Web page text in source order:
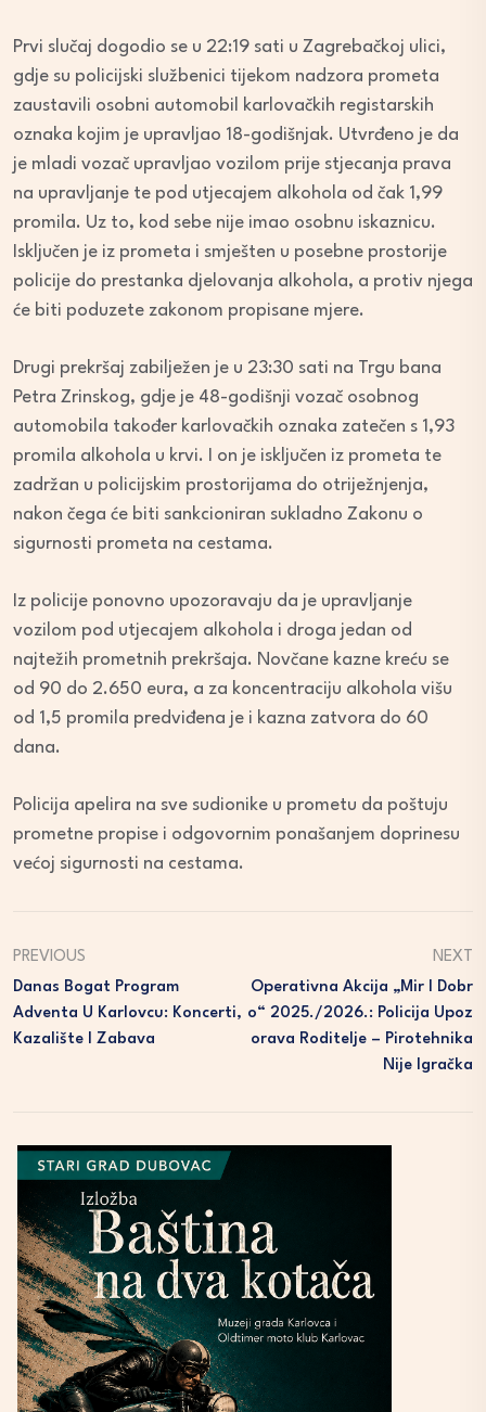
Prvi slučaj dogodio se u 22:19 sati u Zagrebačkoj ulici,
gdje su policijski službenici tijekom nadzora prometa
zaustavili osobni automobil karlovačkih registarskih
oznaka kojim je upravljao 18-godišnjak. Utvrđeno je da
je mladi vozač upravljao vozilom prije stjecanja prava
na upravljanje te pod utjecajem alkohola od čak 1,99
promila. Uz to, kod sebe nije imao osobnu iskaznicu.
Isključen je iz prometa i smješten u posebne prostorije
policije do prestanka djelovanja alkohola, a protiv njega
će biti poduzete zakonom propisane mjere.
Drugi prekršaj zabilježen je u 23:30 sati na Trgu bana
Petra Zrinskog, gdje je 48-godišnji vozač osobnog
automobila također karlovačkih oznaka zatečen s 1,93
promila alkohola u krvi. I on je isključen iz prometa te
zadržan u policijskim prostorijama do otriježnjenja,
nakon čega će biti sankcioniran sukladno Zakonu o
sigurnosti prometa na cestama.
Iz policije ponovno upozoravaju da je upravljanje
vozilom pod utjecajem alkohola i droga jedan od
najtežih prometnih prekršaja. Novčane kazne kreću se
od 90 do 2.650 eura, a za koncentraciju alkohola višu
od 1,5 promila predviđena je i kazna zatvora do 60
dana.
Policija apelira na sve sudionike u prometu da poštuju
prometne propise i odgovornim ponašanjem doprinesu
većoj sigurnosti na cestama.
PREVIOUS
Danas Bogat Program
Adventa U Karlovcu: Koncerti,
Kazalište I Zabava
NEXT
Operativna Akcija „Mir I Dobr
O“ 2025./2026.: Policija Upoz
Orava Roditelje – Pirotehnika
Nije Igračka